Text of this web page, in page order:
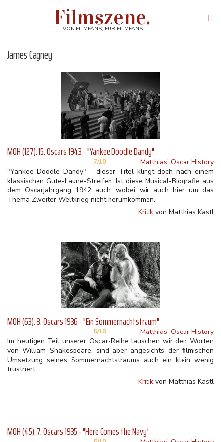
Filmszene.
VON FILMFANS, FÜR FILMFANS
James Cagney
MOH (127): 15. Oscars 1943 - "Yankee Doodle Dandy"
7/10
Matthias' Oscar History
"Yankee Doodle Dandy" – dieser Titel klingt doch nach einem
klassischen Gute-Laune-Streifen. Ist diese Musical-Biografie aus
dem Oscarjahrgang 1942 auch, wobei wir auch hier um das
Thema Zweiter Weltkrieg nicht herumkommen.
Kritik von Matthias Kastl
MOH (63): 8. Oscars 1936 - "Ein Sommernachtstraum"
5/10
Matthias' Oscar History
Im heutigen Teil unserer Oscar-Reihe lauschen wir den Worten
von William Shakespeare, sind aber angesichts der filmischen
Umsetzung seines Sommernachtstraums auch ein klein wenig
frustriert.
Kritik von Matthias Kastl
MOH (45): 7. Oscars 1935 - "Here Comes the Navy"